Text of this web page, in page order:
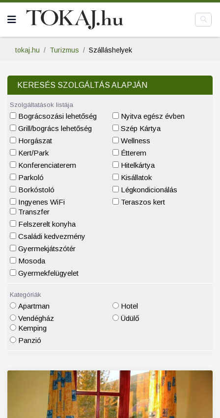
tokaj.hu Turizmus Szálláshelyek
KERESÉS SZOLGÁLTÁS ALAPJÁN
Szolgáltatások listája
Bográcsozási lehetőség
Grill/bogrács lehetőség
Horgászat
Kert/Park
Konferenciaterem
Parkoló
Borkóstoló
Ingyenes WiFi
Nyitva egész évben
Szép Kártya
Wellness
Étterem
Hitelkártya
Kisállatok
Légkondicionálás
Teraszos kert
Transzfer
Felszerelt konyha
Családi kedvezmény
Gyermekjátszótér
Mosoda
Gyermekfelügyelet
Kategóriák
Apartman
Vendégház
Hotel
Üdülő
Kemping
Panzió